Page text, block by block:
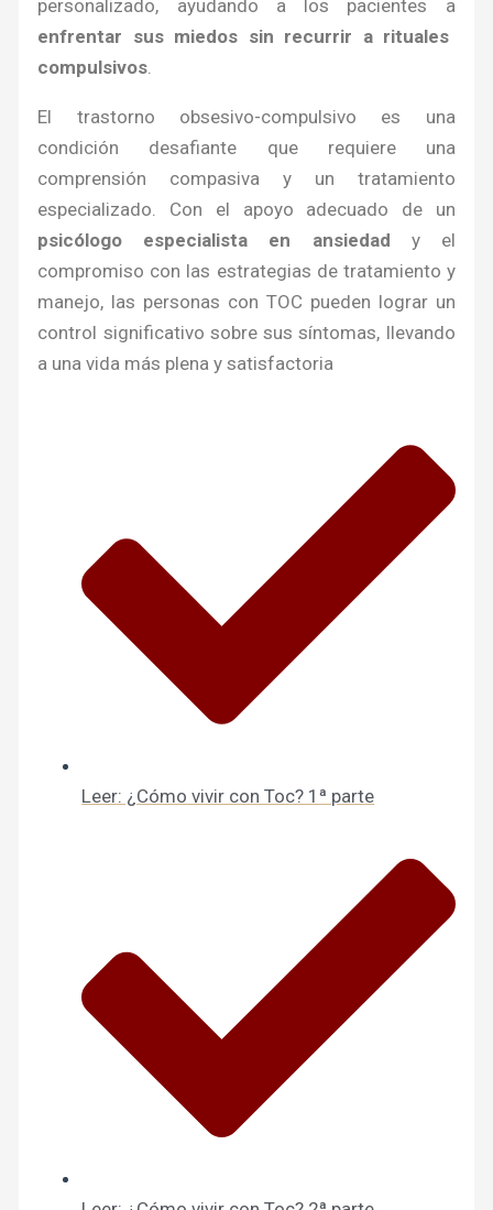
personalizado, ayudando a los pacientes a
enfrentar sus miedos sin recurrir a rituales
compulsivos
El trastorno obsesivo-compulsivo es una
condición desafiante que requiere una
comprensión compasiva y un tratamiento
especializado. Con el apoyo adecuado de un
psicólogo especialista en ansiedad y el
compromiso con las estrategias de tratamiento y
manejo, las personas con TOC pueden lograr un
control significativo sobre sus síntomas, llevando
a una vida más plena y satisfactoria
Leer: ¿Cómo vivir con Toc? 1ª parte